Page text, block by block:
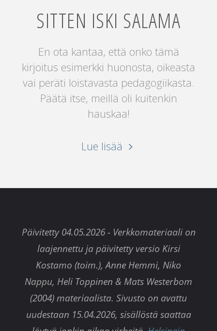
SITTEN ISKI SALAMA
En ota kantaa, että onko tämä
kirjoitus esimerkki huonosta, oikeasta
vai peräti loistavasta pedagogiikasta.
Päätä itse, meillä oli kuitenkin
hauskaa!
Lue lisää "Sitten
Päivitetty 04.05.2026 - Verkkomateriaali on
laajennettu ja päivitetty versio Kirsi
Kostamo (toim.), Anne Hemmi, Niko
Nappu, Heli Toppinen & Mats Westerbom
(2004) materiaalista. Sivusto on avattu
uudestaan 15.04.2026, sisällöstä saattaa